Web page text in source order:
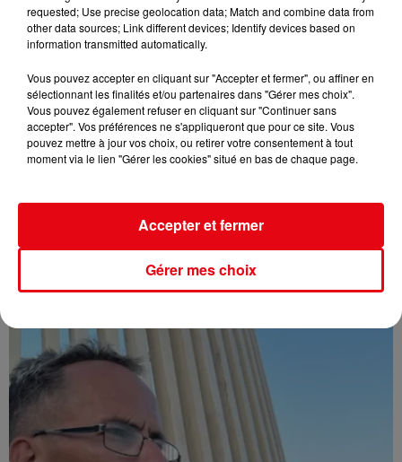
requested; Use precise geolocation data; Match and combine data from
other data sources; Link different devices; Identify devices based on
information transmitted automatically.
Vous pouvez accepter en cliquant sur "Accepter et fermer", ou affiner en
sélectionnant les finalités et/ou partenaires dans "Gérer mes choix".
Vous pouvez également refuser en cliquant sur "Continuer sans
accepter". Vos préférences ne s'appliqueront que pour ce site. Vous
pouvez mettre à jour vos choix, ou retirer votre consentement à tout
moment via le lien "Gérer les cookies" situé en bas de chaque page.
Gérer mes choix
Accepter et fermer